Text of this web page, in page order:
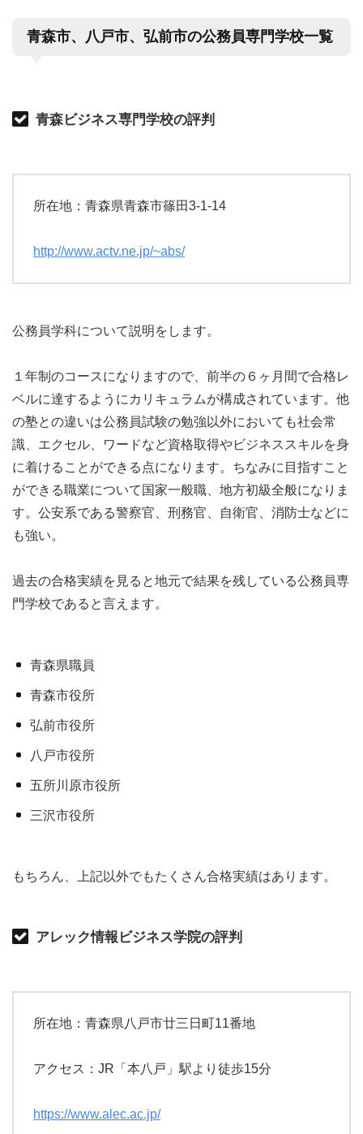
青森市、八戸市、弘前市の公務員専門学校一覧
青森ビジネス専門学校の評判
所在地：青森県青森市篠田3-1-14
http://www.actv.ne.jp/~abs/
公務員学科について説明をします。
１年制のコースになりますので、前半の６ヶ月間で合格レ
ベルに達するようにカリキュラムが構成されています。他
の塾との違いは公務員試験の勉強以外においても社会常
識、エクセル、ワードなど資格取得やビジネススキルを身
に着けることができる点になります。ちなみに目指すこと
ができる職業について国家一般職、地方初級全般になりま
す。公安系である警察官、刑務官、自衛官、消防士などに
も強い。
過去の合格実績を見ると地元で結果を残している公務員専
門学校であると言えます。
青森県職員
青森市役所
弘前市役所
八戸市役所
五所川原市役所
三沢市役所
もちろん、上記以外でもたくさん合格実績はあります。
アレック情報ビジネス学院の評判
所在地：青森県八戸市廿三日町11番地
アクセス：JR「本八戸」駅より徒歩15分
https://www.alec.ac.jp/